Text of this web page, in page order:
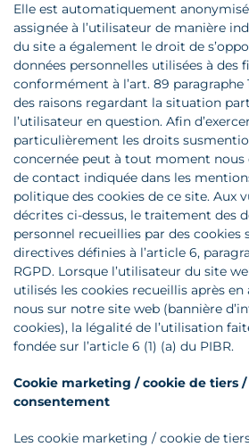
Elle est automatiquement
assignée à l’utilisateur de manière
du site a également le droit de
données personnelles utilisées à des
conformément à l’art. 89 paragraphe
des raisons regardant la situation
l’utilisateur en question. Afin
particulièrement les droits
concernée peut à tout moment nous
de contact indiquée dans les
politique des cookies de ce site. Aux
décrites ci-dessus, le traitement des
personnel recueillies par des cookies
directives définies à l’article 6,
RGPD. Lorsque l’utilisateur du site
utilisés les cookies recueillis après
nous sur notre site web (bannière
cookies), la légalité de l’utilisation
fondée sur l’article 6 (1) (a) du PIBR.
Cookie marketing / cookie de tiers /
consentement
Les cookie marketing / cookie de